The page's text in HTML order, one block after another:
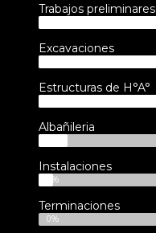
Trabajos preliminares
Excavaciones
Estructuras de H°A°
Albañileria
Instalaciones
5%
Terminaciones
0%